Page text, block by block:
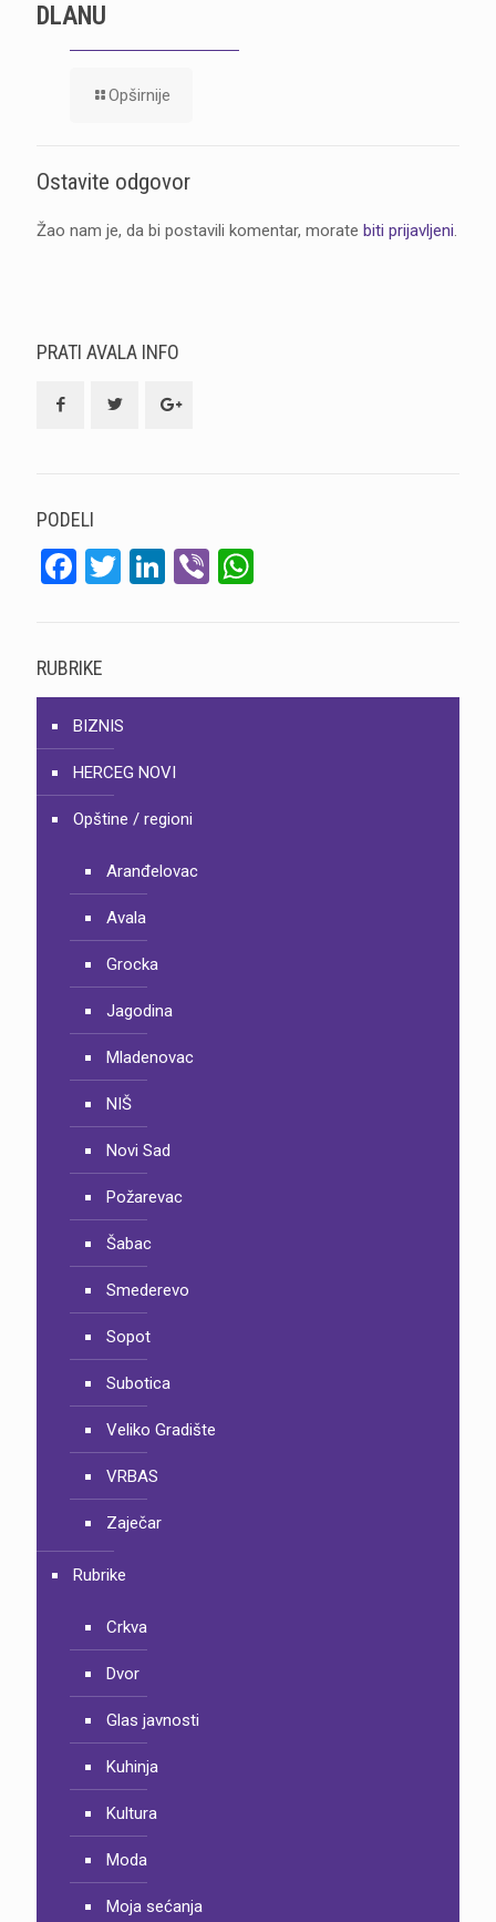
DLANU
Opširnije
Ostavite odgovor
Žao nam je, da bi postavili komentar, morate biti prijavljeni.
PRATI AVALA INFO
PODELI
Facebook
Twitter
LinkedIn
Viber
RUBRIKE
BIZNIS
HERCEG NOVI
Opštine / regioni
Aranđelovac
Avala
Grocka
Jagodina
Mladenovac
NIŠ
Novi Sad
Požarevac
Šabac
Smederevo
Sopot
Subotica
Veliko Gradište
VRBAS
Zaječar
Rubrike
Crkva
Dvor
Glas javnosti
Kuhinja
Kultura
Moda
Moja sećanja